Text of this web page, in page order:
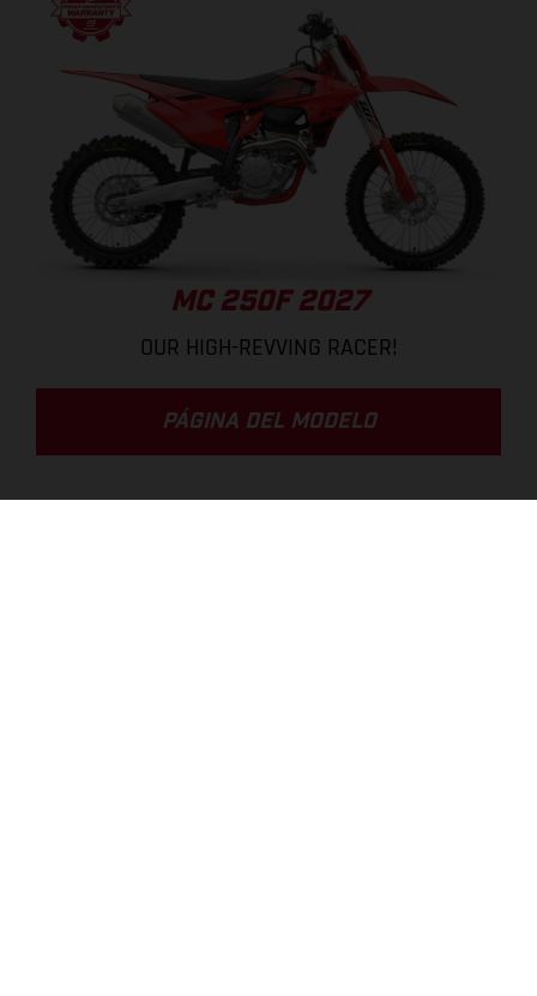
MC 250F 2027
OUR HIGH-REVVING RACER!
PÁGINA DEL MODELO